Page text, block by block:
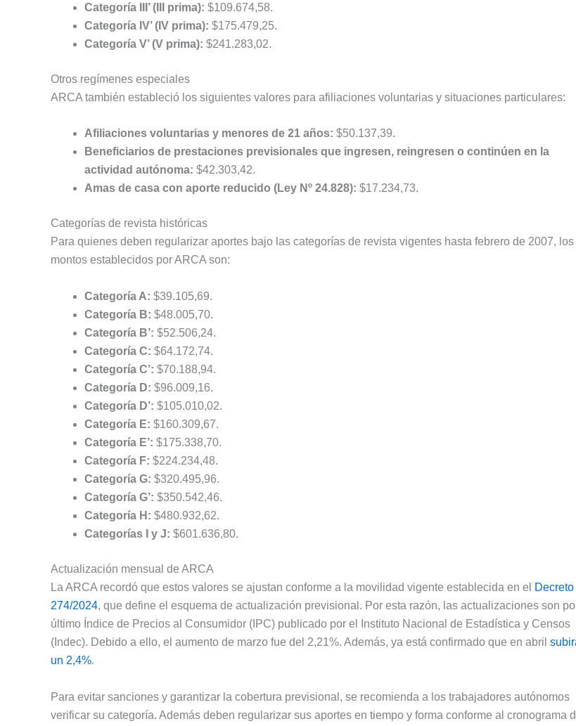
Categoría III’ (III prima): $109.674,58.
Categoría IV’ (IV prima): $175.479,25.
Categoría V’ (V prima): $241.283,02.
Otros regímenes especiales
ARCA también estableció los siguientes valores para afiliaciones voluntarias y situaciones particulares:
Afiliaciones voluntarias y menores de 21 años: $50.137,39.
Beneficiarios de prestaciones previsionales que ingresen, reingresen o continúen en la
actividad autónoma: $42.303,42.
Amas de casa con aporte reducido (Ley Nº 24.828): $17.234,73.
Categorías de revista históricas
Para quienes deben regularizar aportes bajo las categorías de revista vigentes hasta febrero de 2007, los
montos establecidos por ARCA son:
Categoría A: $39.105,69.
Categoría B: $48.005,70.
Categoría B’: $52.506,24.
Categoría C: $64.172,74.
Categoría C’: $70.188,94.
Categoría D: $96.009,16.
Categoría D’: $105.010,02.
Categoría E: $160.309,67.
Categoría E’: $175.338,70.
Categoría F: $224.234,48.
Categoría G: $320.495,96.
Categoría G’: $350.542,46.
Categoría H: $480.932,62.
Categorías I y J: $601.636,80.
Actualización mensual de ARCA
La ARCA recordó que estos valores se ajustan conforme a la movilidad vigente establecida en el
Decreto
274/2024, que define el esquema de actualización previsional. Por esta razón, las actualizaciones son
último Índice de Precios al Consumidor (IPC) publicado por el Instituto Nacional de Estadística y Censos
(Indec). Debido a ello, el aumento de marzo fue del 2,21%. Además, ya está confirmado que en abril
un 2,4%.
Para evitar sanciones y garantizar la cobertura previsional, se recomienda a los trabajadores autónomos
verificar su categoría. Además deben regularizar sus aportes en tiempo y forma conforme al cronograma